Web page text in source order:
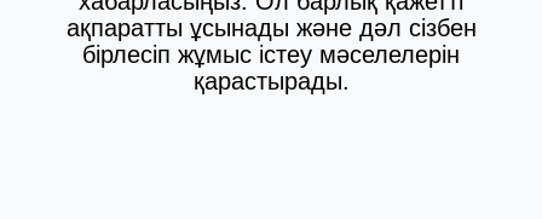
ақпаратты ұсынады және дәл сізбен
бірлесіп жұмыс істеу мәселелерін
қарастырады.